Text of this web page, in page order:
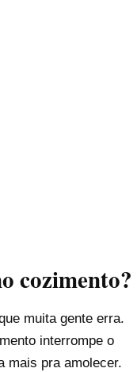
cozimento?
muita gente erra.
interrompe o
mais pra amolecer.